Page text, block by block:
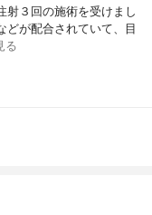
射３回の施術を受けまし
どが配合されていて、目
る